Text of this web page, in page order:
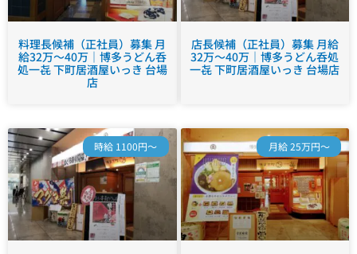
料理長候補（正社員）募集 月
給32万～40万｜博多うどん呑
処一㐂 下町居酒屋いっき 台場
店
店長候補（正社員）募集 月給
32万～40万｜博多うどん呑処
一㐂 下町居酒屋いっき 台場店
時給 1100円～ 月給 25万円～